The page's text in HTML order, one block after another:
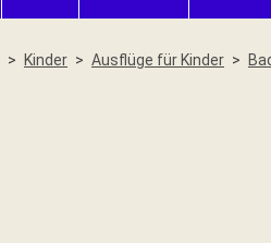
Kinder Ausflüge für Kinder